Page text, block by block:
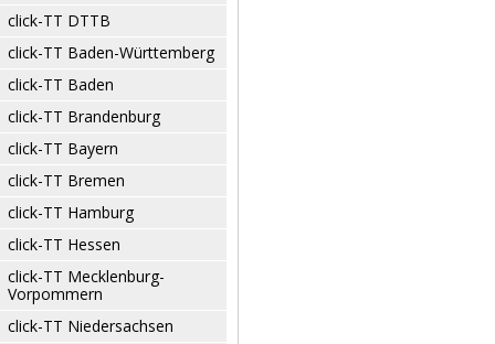
click-TT DTTB
click-TT Baden-Württemberg
click-TT Baden
click-TT Brandenburg
click-TT Bayern
click-TT Bremen
click-TT Hamburg
click-TT Hessen
click-TT Mecklenburg-
Vorpommern
click-TT Niedersachsen